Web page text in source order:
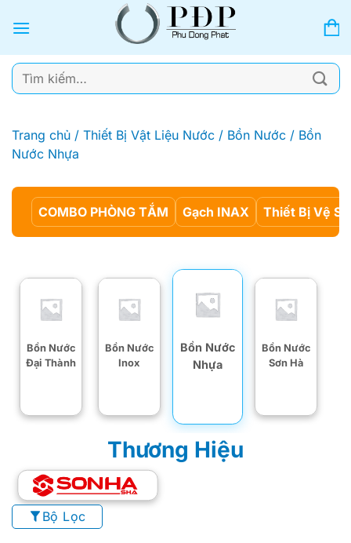
qua
dung
Tìm
kiếm:
Trang chủ / Thiết Bị Vật Liệu Nước / Bồn Nước / Bồn
Nước Nhựa
COMBO PHÒNG TẮM Gạch INAX Thiết Bị Vệ
Bồn Nước
Đại Thành
Bồn Nước
Inox
Bồn Nước
Nhựa
Bồn Nước
Sơn Hà
Thương Hiệu
Bộ Lọc